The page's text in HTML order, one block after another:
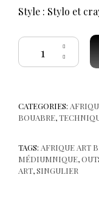
Style : Stylo et
quantité de Frédéric
CATEGORIES:
BOUABRE,
TAGS: AFRIQUE ART
MÉDIUMNIQUE,
ART,SINGULIER